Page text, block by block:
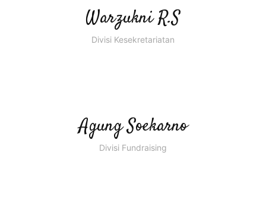
Warzukni R.S
Divisi Kesekretariatan
Agung Soekarno
Divisi Fundraising